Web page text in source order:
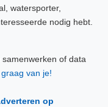
watersporter,
nodig hebt.
of data
van je!
op